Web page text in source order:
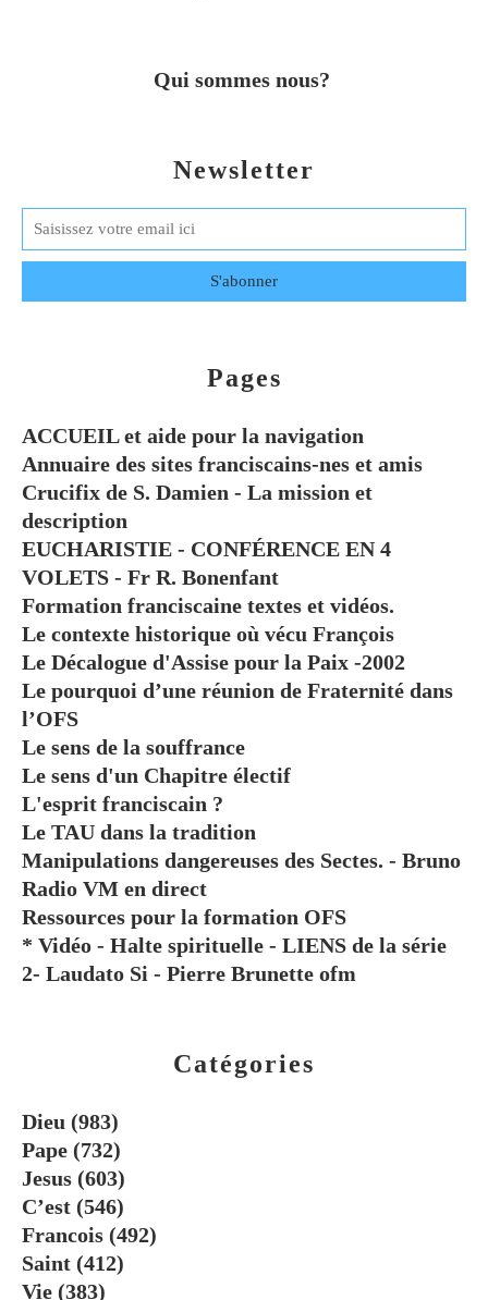
Newsletter
Catégories
Dieu (983)
Pape (732)
Jesus (603)
C’est (546)
Francois (492)
Saint (412)
Vie (383)
Pages
ACCUEIL et aide pour la navigation
Annuaire des sites franciscains-nes et amis
Crucifix de S. Damien - La mission et
description
EUCHARISTIE - CONFÉRENCE EN 4
VOLETS - Fr R. Bonenfant
Formation franciscaine textes et vidéos.
Le contexte historique où vécu François
Le Décalogue d'Assise pour la Paix -2002
Le pourquoi d’une réunion de Fraternité dans
l’OFS
Le sens de la souffrance
Le sens d'un Chapitre électif
L'esprit franciscain ?
Le TAU dans la tradition
Manipulations dangereuses des Sectes. - Bruno
Radio VM en direct
Ressources pour la formation OFS
* Vidéo - Halte spirituelle - LIENS de la série
2- Laudato Si - Pierre Brunette ofm
Qui sommes nous?